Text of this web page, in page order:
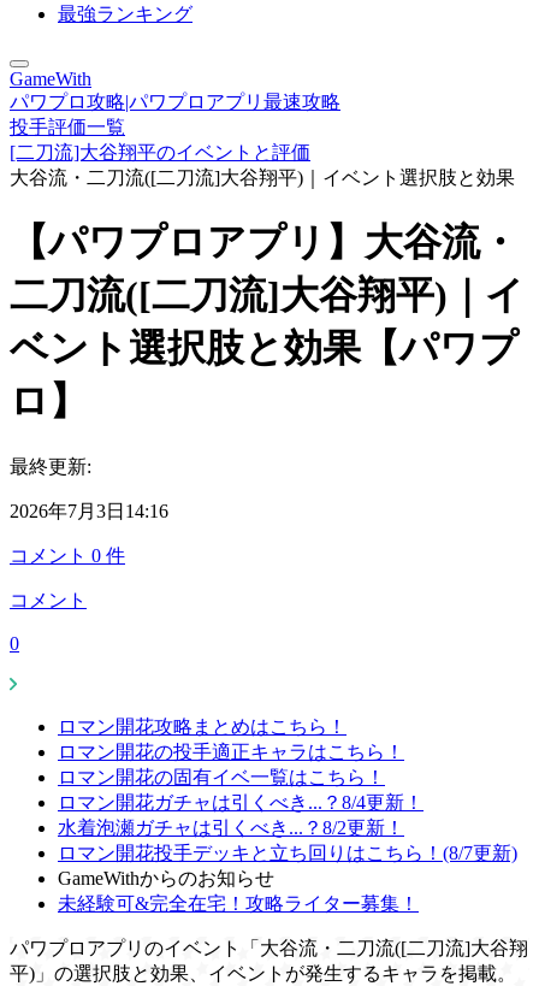
最強ランキング
GameWith
パワプロ攻略|パワプロアプリ最速攻略
投手評価一覧
[二刀流]大谷翔平のイベントと評価
大谷流・二刀流([二刀流]大谷翔平)｜イベント選択肢と効果
【パワプロアプリ】大谷流・
二刀流([二刀流]大谷翔平)｜イ
ベント選択肢と効果【パワプ
ロ】
最終更新:
2026年7月3日14:16
コメント 0 件
コメント
0
ロマン開花攻略まとめはこちら！
ロマン開花の投手適正キャラはこちら！
ロマン開花の固有イベ一覧はこちら！
ロマン開花ガチャは引くべき...？8/4更新！
水着泡瀬ガチャは引くべき...？8/2更新！
ロマン開花投手デッキと立ち回りはこちら！(8/7更新)
GameWithからのお知らせ
未経験可&完全在宅！攻略ライター募集！
パワプロアプリのイベント「大谷流・二刀流([二刀流]大谷翔
平)」の選択肢と効果、イベントが発生するキャラを掲載。